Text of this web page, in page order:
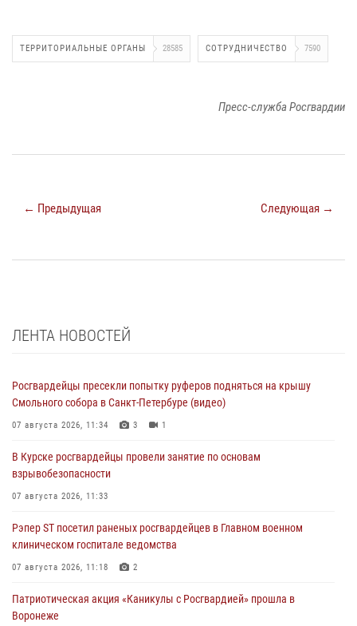
ТЕРРИТОРИАЛЬНЫЕ ОРГАНЫ 28585 СОТРУДНИЧЕСТВО 7590
Пресс-служба Росгвардии
← Предыдущая Следующая →
ЛЕНТА НОВОСТЕЙ
Росгвардейцы пресекли попытку руферов подняться на крышу
Смольного собора в Санкт-Петербуре (видео)
07 августа 2026, 11:34 3 1
В Курске росгвардейцы провели занятие по основам
взрывобезопасности
07 августа 2026, 11:33
Рэпер ST посетил раненых росгвардейцев в Главном военном
клиническом госпитале ведомства
07 августа 2026, 11:18 2
Патриотическая акция «Каникулы с Росгвардией» прошла в
Воронеже